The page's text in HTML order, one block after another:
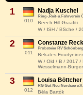
1
010
Nadja Kuschel
Ring-,Reit-u.Fahrverein
Beech Hill Graafiti
W / ISH / BSche /
2
011
Constanze
Probsteier RV Schönberg
Bekates Fourtyniner
W / Old / B / 2017 /
Wesselmann-
3
012
Louisa Böttcher
RG Gut Neu Nordsee e.V.
Béla Bartók